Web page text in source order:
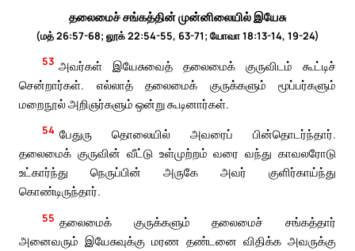
தலைமைச் சங்கத்தின் முன்னிலையில் இயேசு
(மத் 26:57-68; லூக் 22:54-55, 63-71; யோவா 18:13-14, 19-24)
53 அவர்கள் இயேசுவைத் தலைமைக் குருவிடம் கூட்டிச்
சென்றார்கள். எல்லாத் தலைமைக் குருக்களும் மூப்பர்களும்
மறைநூல் அறிஞர்களும் ஒன்று கூடினார்கள்.
54 பேதுரு தொலையில் அவரைப் பின்தொடர்ந்தார்.
தலைமைக் குருவின் வீட்டு உள்முற்றம் வரை வந்து காவலரோடு
உட்கார்ந்து நெருப்பின் அருகே அவர் குளிர்காய்ந்து
கொண்டிருந்தார்.
55 தலைமைக் குருக்களும் தலைமைச் சங்கத்தார்
அனைவரும் இயேசுவுக்கு மரண தண்டனை விதிக்க அவருக்கு